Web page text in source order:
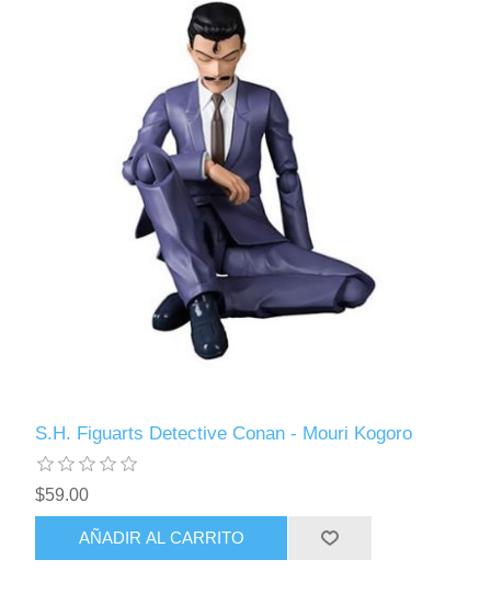
S.H. Figuarts Detective Conan - Mouri Kogoro
$59.00
AÑADIR AL CARRITO